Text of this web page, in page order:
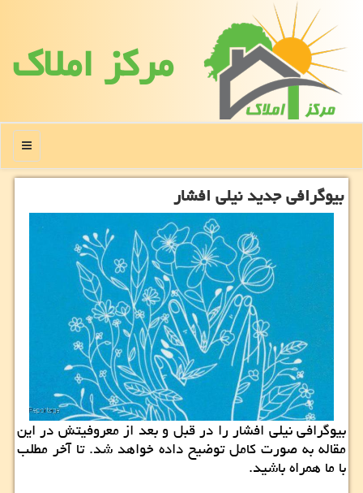
مركز املاك
منو
بیوگرافی جدید نیلی افشار
بیوگرافی نیلی افشار را در قبل و بعد از معروفیتش در این
مقاله به صورت كامل توضیح داده خواهد شد. تا آخر مطلب
با ما همراه باشید.